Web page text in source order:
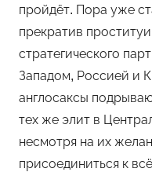
пройдёт. Пора уже
прекратив
стратегического
Западом, Россией и
англосаксы
тех же элит в
несмотря на их
присоединиться к